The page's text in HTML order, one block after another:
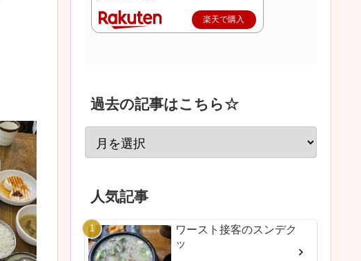
楽天で購入
過去の記事はこちら☆
人気記事
ワースト接客のスンデク
ッ